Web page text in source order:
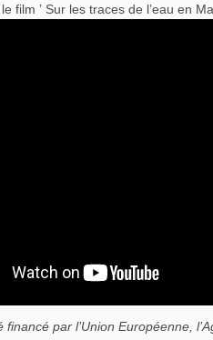
film ’ Sur les traces de l’eau en
financé par l’Union Européenne,